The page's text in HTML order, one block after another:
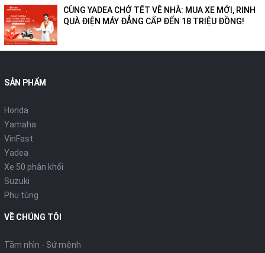
CÙNG YADEA CHỞ TẾT VỀ NHÀ: MUA XE MỚI, RINH
QUÀ ĐIỆN MÁY ĐẲNG CẤP ĐẾN 18 TRIỆU ĐỒNG!
SẢN PHẨM
Honda
Yamaha
VinFast
Yadea
Xe 50 phân khối
Suzuki
Phụ tùng
VỀ CHÚNG TÔI
Tầm nhìn - Sứ mệnh